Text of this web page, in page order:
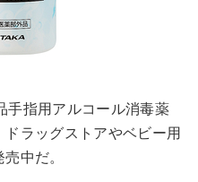
手指用アルコール消毒薬
ドラッグストアやベビー用
中だ。